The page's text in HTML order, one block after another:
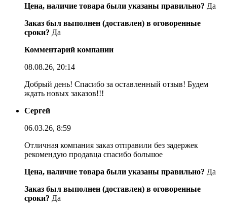
Цена, наличие товара были указаны правильно? Да
Заказ был выполнен (доставлен) в оговоренные
сроки? Да
Комментарий компании
08.08.26, 20:14
Добрый день! Спасибо за оставленный отзыв! Будем
ждать новых заказов!!!
Сергей
06.03.26, 8:59
Отличная компания заказ отправили без задержек
рекомендую продавца спасибо большое
Цена, наличие товара были указаны правильно? Да
Заказ был выполнен (доставлен) в оговоренные
сроки? Да